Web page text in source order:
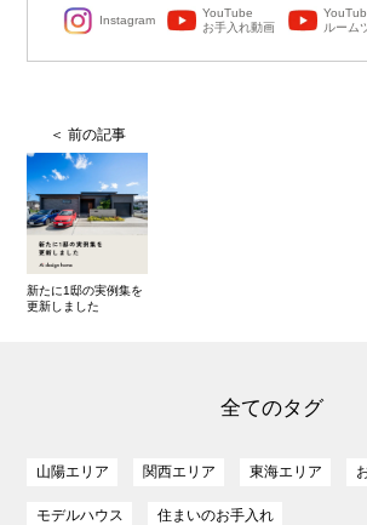
Instagram
YouTube
お手入れ動画
ルーム
新たに1邸の実例集を
更新しました
全てのタグ
山陽エリア 関西エリア 東海エリア
モデルハウス 住まいのお手入れ